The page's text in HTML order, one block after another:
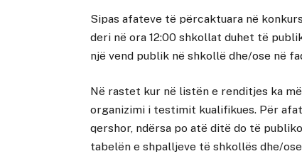
Sipas afateve të përcaktuara në
deri në ora 12:00 shkollat duhet të
një vend publik në shkollë dhe/ose në
Në rastet kur në listën e renditjes ka
organizimi i testimit kualifikues. Për
qershor, ndërsa po atë ditë do të
tabelën e shpalljeve të shkollës dhe/